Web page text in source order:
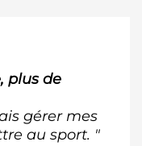
plus de
gérer mes
au sport. "